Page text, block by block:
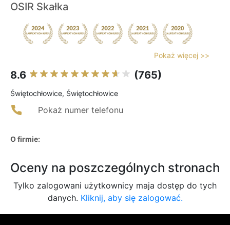
OSIR Skałka
Pokaż więcej >>
8.6 (765)
Świętochłowice, Świętochłowice
Pokaż numer telefonu
O firmie:
Oceny na poszczególnych stronach
Tylko zalogowani użytkownicy maja dostęp do tych
danych. Kliknij, aby się zalogować.